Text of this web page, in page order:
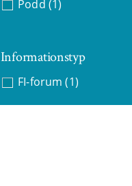
Podd (1)
Informationstyp
FI-forum (1)